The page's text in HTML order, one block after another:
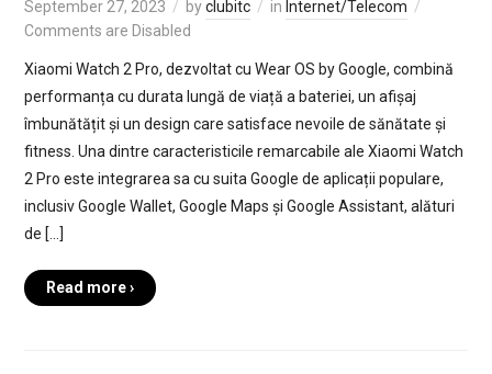
September 27, 2023 byclubitc in Internet/Telecom
Comments are Disabled
Xiaomi Watch 2 Pro, dezvoltat cu Wear OS by Google, combină
performanța cu durata lungă de viață a bateriei, un afișaj
îmbunătățit și un design care satisface nevoile de sănătate și
fitness. Una dintre caracteristicile remarcabile ale Xiaomi Watch
2 Pro este integrarea sa cu suita Google de aplicații populare,
inclusiv Google Wallet, Google Maps și Google Assistant, alături
de […]
Read more ›